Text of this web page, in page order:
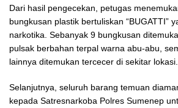
Dari hasil pengecekan, petugas
bungkusan plastik bertuliskan “BUGATTI”
narkotika. Sebanyak 9 bungkusan
pulsak berbahan terpal warna abu-abu,
lainnya ditemukan tercecer di sekitar lokasi.
Selanjutnya, seluruh barang temuan
kepada Satresnarkoba Polres Sumenep